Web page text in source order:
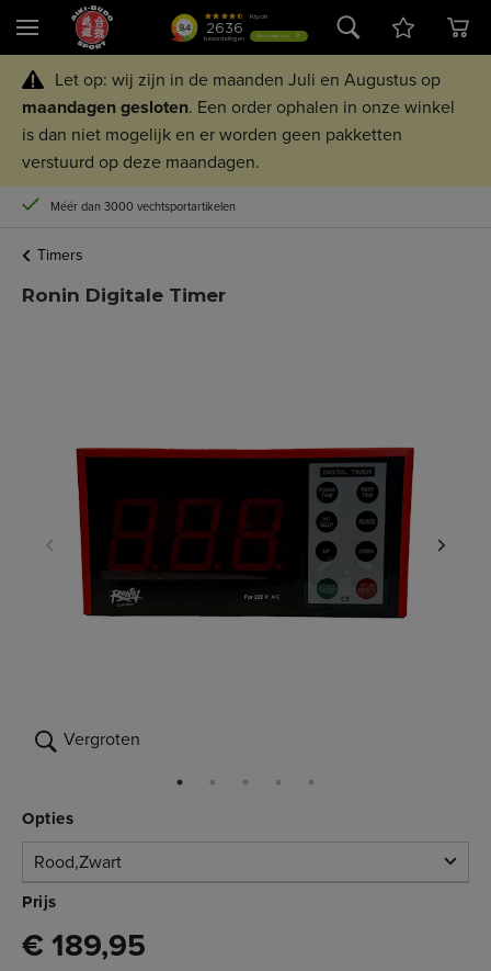
Let op: wij zijn in de maanden Juli en Augustus op
maandagengesloten. Een order ophalen in onze winkel
is dan niet mogelijk en er worden geen pakketten
verstuurd op deze maandagen.
Méér dan 3000 vechtsportartikelen
Timers
Ronin Digitale Timer
Vergroten
Opties
Rood,Zwart
Rood,Zwart
3.006.036
Prijs
€ 189,95